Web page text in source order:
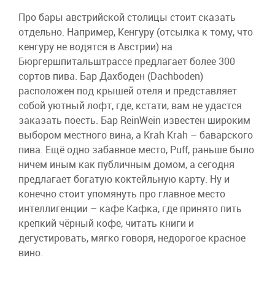
Про бары австрийской столицы стоит сказать
отдельно. Например, Кенгуру (отсылка к тому, что
кенгуру не водятся в Австрии) на
Бюргершпитальштрассе предлагает более 300
сортов пива. Бар Дахбоден (Dachboden)
расположен под крышей отеля и представляет
собой уютный лофт, где, кстати, вам не удастся
заказать поесть. Бар ReinWein известен широким
выбором местного вина, а Krah Krah – баварского
пива. Ещё одно забавное место, Puff, раньше было
ничем иным как публичным домом, а сегодня
предлагает богатую коктейльную карту. Ну и
конечно стоит упомянуть про главное место
интеллигенции – кафе Кафка, где принято пить
крепкий чёрный кофе, читать книги и
дегустировать, мягко говоря, недорогое красное
вино.